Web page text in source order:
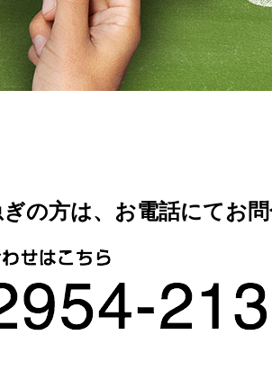
の方は、お電話にてお